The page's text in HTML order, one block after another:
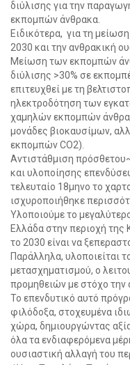
διύλισης για την
εκπομπών άνθρακα.
Ειδικότερα, για τη
2030 και την ανθρακική
Μείωση των εκπομπών
διύλισης >30% σε
επιτευχθεί με τη
ηλεκτροδότηση των
χαμηλών εκπομπών
μονάδες βιοκαυσίμων,
εκπομπών CO2).
Αντιστάθμιση
και υλοποίησης
τελευταίο 18μηνο το
ισχυροποιήθηκε
Υλοποιούμε το
Ελλάδα στην περιοχή της
το 2030 είναι να
Παράλληλα, υλοποιείται
μετασχηματισμού, ο
προμηθειών με στόχο την
Το επενδυτικό αυτό
φιλόδοξα, στοχευμένα
χώρα, δημιουργώντας
όλα τα ενδιαφερόμενα
ουσιαστική αλλαγή του